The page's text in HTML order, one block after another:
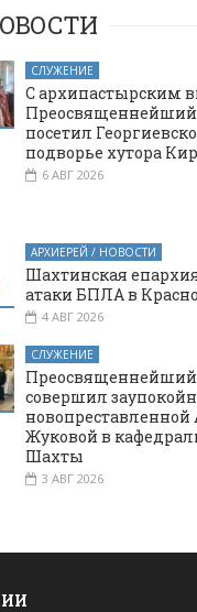
СЛУЖЕНИЕ
С архипастырским
посетил
подворье хутора
6 АВГ 2026
АРХИЕРЕЙ / НОВОСТИ
Шахтинская
атаки БПЛА в
4 АВГ 2026
СЛУЖЕНИЕ
совершил
новопреставленной
Жуковой в
Шахты
3 АВГ 2026